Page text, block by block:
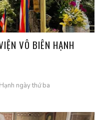
VÔ BIÊN HẠNH
ngày thứ ba